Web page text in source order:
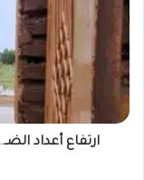
الضـ..ـحايا
مروعة
بـ
ولاية
نهر
النيل.
التفاصيلارتفاع أعداد